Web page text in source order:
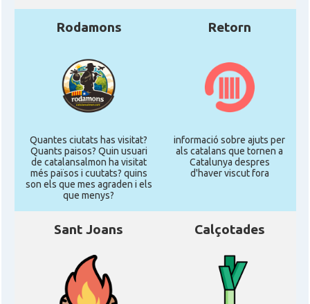
Rodamons
Quantes ciutats has visitat?
Quants paisos? Quin usuari
de catalansalmon ha visitat
més països i cuutats? quins
son els que mes agraden i els
que menys?
Retorn
informació sobre ajuts per
als catalans que tornen a
Catalunya despres
d'haver viscut fora
Sant Joans Calçotades